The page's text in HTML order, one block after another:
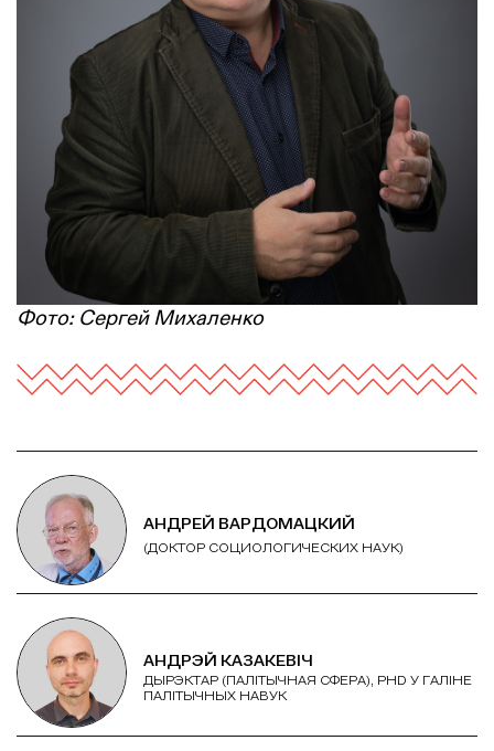
Фото: Сергей Михаленко
АНДРЕЙ ВАРДОМАЦКИЙ
(ДОКТОР СОЦИОЛОГИЧЕСКИХ НАУК)
АНДРЭЙ КАЗАКЕВІЧ
ДЫРЭКТАР (ПАЛІТЫЧНАЯ СФЕРА), PHD У ГАЛІНЕ
ПАЛІТЫЧНЫХ НАВУК